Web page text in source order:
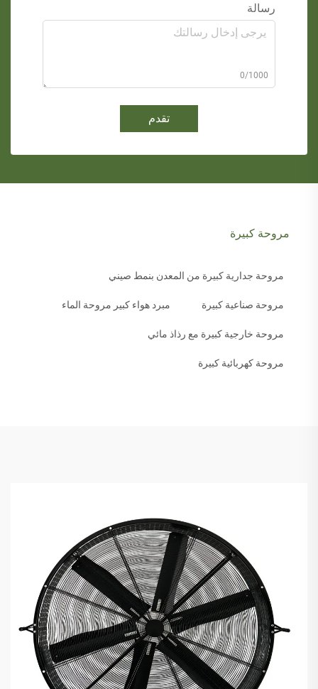
رسالة
0/1000
تقدم
مروحة كبيرة
مروحة جدارية كبيرة من المعدن بنمط صيني
مروحة صناعية كبيرة مبرد هواء كبير مروحة الماء
مروحة خارجية كبيرة مع رذاذ مائي
مروحة كهربائية كبيرة